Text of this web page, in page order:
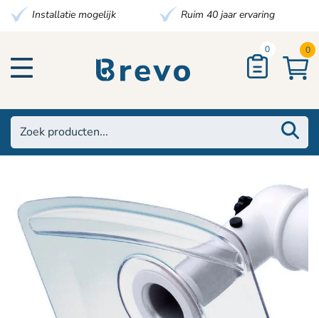
Installatie mogelijk Ruim 40 jaar ervaring
0 0